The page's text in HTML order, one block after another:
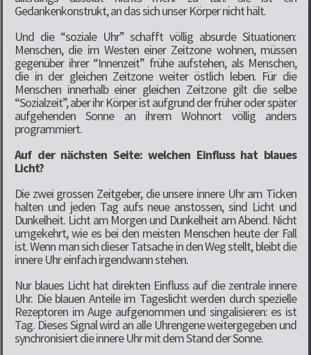
Gedankenkonstrukt, an das sich unser Körper nicht hält.
Und die “soziale Uhr” schafft völlig absurde Situationen:
Menschen, die im Westen einer Zeitzone wohnen, müssen
gegenüber ihrer “Innenzeit” frühe aufstehen, als Menschen,
die in der gleichen Zeitzone weiter östlich leben. Für die
Menschen innerhalb einer gleichen Zeitzone gilt die selbe
“Sozialzeit”, aber ihr Körper ist aufgrund der früher oder später
aufgehenden Sonne an ihrem Wohnort völlig anders
programmiert.
Auf der nächsten Seite: welchen Einfluss hat blaues
Licht?
Die zwei grossen Zeitgeber, die unsere innere Uhr am Ticken
halten und jeden Tag aufs neue anstossen, sind Licht und
Dunkelheit. Licht am Morgen und Dunkelheit am Abend. Nicht
umgekehrt, wie es bei den meisten Menschen heute der Fall
ist. Wenn man sich dieser Tatsache in den Weg stellt, bleibt die
innere Uhr einfach irgendwann stehen.
Nur blaues Licht hat direkten Einfluss auf die zentrale innere
Uhr. Die blauen Anteile im Tageslicht werden durch spezielle
Rezeptoren im Auge aufgenommen und singalisieren: es ist
Tag. Dieses Signal wird an alle Uhrengene weitergegeben und
synchronisiert die innere Uhr mit dem Stand der Sonne.